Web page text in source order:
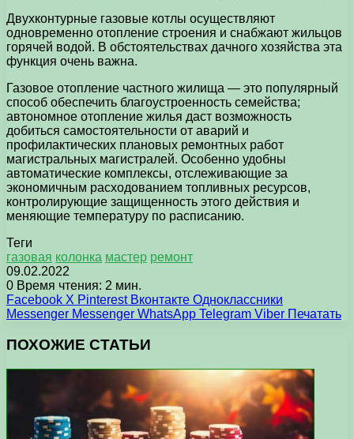
Двухконтурные газовые котлы осуществляют
одновременно отопление строения и снабжают жильцов
горячей водой. В обстоятельствах дачного хозяйства эта
функция очень важна.
Газовое отопление частного жилища — это популярный
способ обеспечить благоустроенность семейства;
автономное отопление жилья даст возможность
добиться самостоятельности от аварий и
профилактических плановых ремонтных работ
магистральных магистралей. Особенно удобны
автоматические комплексы, отслеживающие за
экономичным расходованием топливных ресурсов,
контролирующие защищенность этого действия и
меняющие температуру по расписанию.
Теги
газовая колонка мастер ремонт
09.02.2022
0 Время чтения: 2 мин.
Facebook X Pinterest Вконтакте Одноклассники
Messenger Messenger WhatsApp Telegram Viber Печатать
ПОХОЖИЕ СТАТЬИ